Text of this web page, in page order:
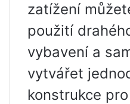
zatížení
použití
vybavení a
vytvářet
konstrukce